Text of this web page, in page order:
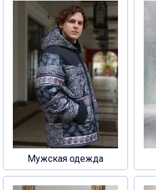
Мужская одежда